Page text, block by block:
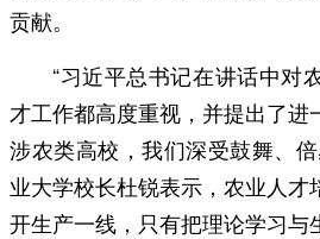
贡献。
“习近平总书记在讲话中对
才工作都高度重视，并提出了
涉农类高校，我们深受鼓舞、
业大学校长杜锐表示，农业人才
开生产一线，只有把理论学习与